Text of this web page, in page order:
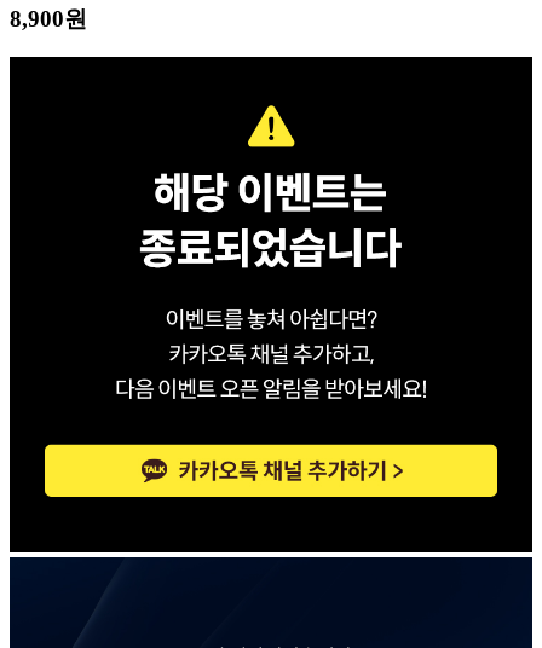
8,900원